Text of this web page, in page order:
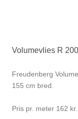
Volumevlies R
Freudenberg
155 cm bred.
Pris pr. meter 162 kr.